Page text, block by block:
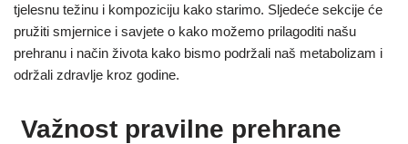
tjelesnu težinu i kompoziciju kako starimo. Sljedeće sekcije će
pružiti smjernice i savjete o kako možemo prilagoditi našu
prehranu i način života kako bismo podržali naš metabolizam i
održali zdravlje kroz godine.
Važnost pravilne prehrane